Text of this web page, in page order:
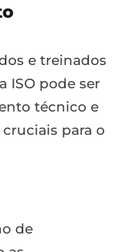
e treinados
ISO pode ser
técnico e
para o
de